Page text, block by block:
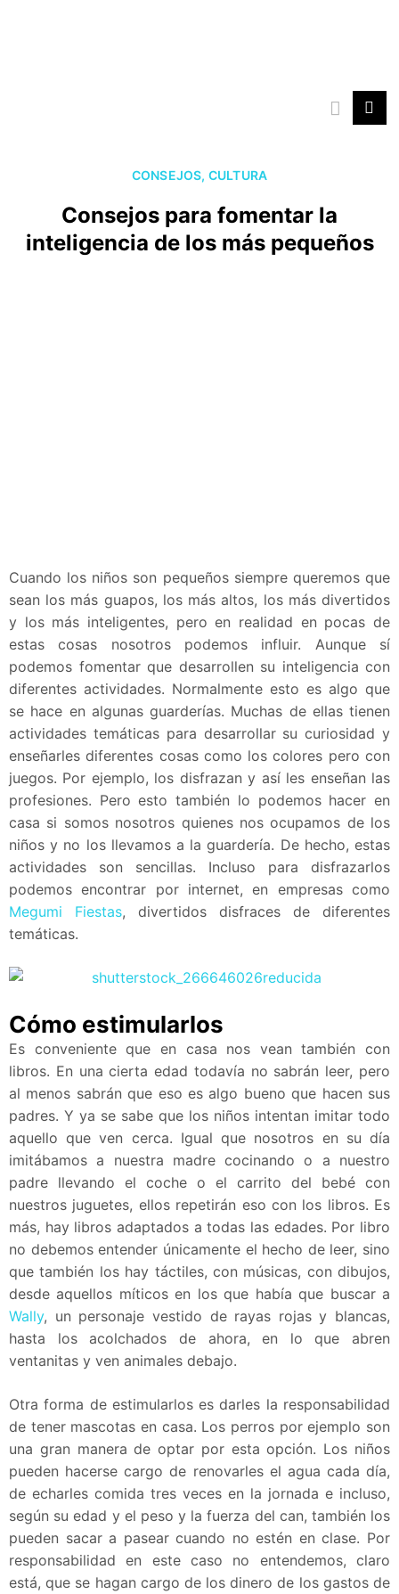
CONSEJOS, CULTURA
Consejos para fomentar la
inteligencia de los más pequeños
Cuando los niños son pequeños siempre queremos que
sean los más guapos, los más altos, los más divertidos
y los más inteligentes, pero en realidad en pocas de
estas cosas nosotros podemos influir. Aunque sí
podemos fomentar que desarrollen su inteligencia con
diferentes actividades. Normalmente esto es algo que
se hace en algunas guarderías. Muchas de ellas tienen
actividades temáticas para desarrollar su curiosidad y
enseñarles diferentes cosas como los colores pero con
juegos. Por ejemplo, los disfrazan y así les enseñan las
profesiones. Pero esto también lo podemos hacer en
casa si somos nosotros quienes nos ocupamos de los
niños y no los llevamos a la guardería. De hecho, estas
actividades son sencillas. Incluso para disfrazarlos
podemos encontrar por internet, en empresas como
Megumi Fiestas, divertidos disfraces de diferentes
temáticas.
Cómo estimularlos
Es conveniente que en casa nos vean también con
libros. En una cierta edad todavía no sabrán leer, pero
al menos sabrán que eso es algo bueno que hacen sus
padres. Y ya se sabe que los niños intentan imitar todo
aquello que ven cerca. Igual que nosotros en su día
imitábamos a nuestra madre cocinando o a nuestro
padre llevando el coche o el carrito del bebé con
nuestros juguetes, ellos repetirán eso con los libros. Es
más, hay libros adaptados a todas las edades. Por libro
no debemos entender únicamente el hecho de leer, sino
que también los hay táctiles, con músicas, con dibujos,
desde aquellos míticos en los que había que buscar a
Wally, un personaje vestido de rayas rojas y blancas,
hasta los acolchados de ahora, en lo que abren
ventanitas y ven animales debajo.
Otra forma de estimularlos es darles la responsabilidad
de tener mascotas en casa. Los perros por ejemplo son
una gran manera de optar por esta opción. Los niños
pueden hacerse cargo de renovarles el agua cada día,
de echarles comida tres veces en la jornada e incluso,
según su edad y el peso y la fuerza del can, también los
pueden sacar a pasear cuando no estén en clase. Por
responsabilidad en este caso no entendemos, claro
está, que se hagan cargo de los dinero de los gastos de